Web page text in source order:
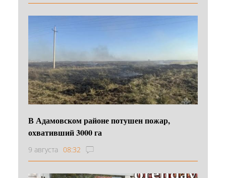
В Адамовском районе потушен пожар,
охвативший 3000 га
9 августа 08:32